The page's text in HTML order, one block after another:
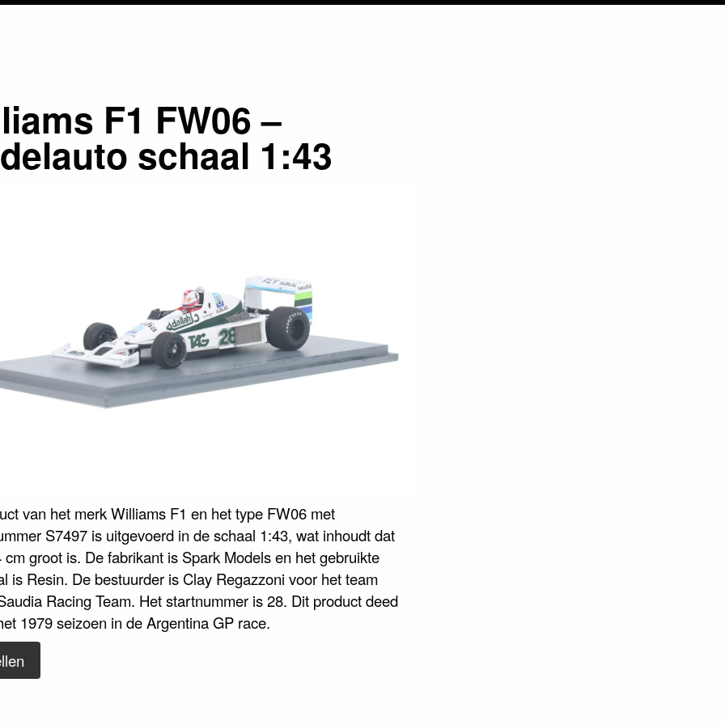
F1 FW06 –
schaal 1:43
van het merk Williams F1 en het type FW06 met
S7497 is uitgevoerd in de schaal 1:43, wat inhoudt dat
cm groot is. De fabrikant is Spark Models en het gebruikte
is Resin. De bestuurder is Clay Regazzoni voor het team
Racing Team. Het startnummer is 28. Dit product deed
1979 seizoen in de Argentina GP race.